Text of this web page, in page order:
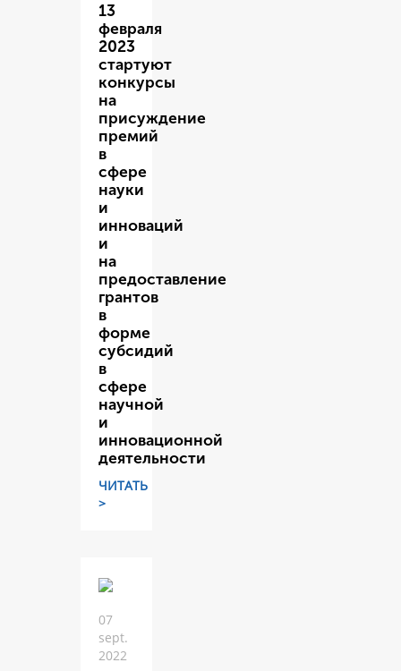
13
февраля
2023
стартуют
конкурсы
на
присуждение
премий
в
сфере
науки
и
инноваций
и
на
предоставление
грантов
в
форме
субсидий
в
сфере
научной
и
инновационной
деятельности
ЧИТАТЬ
>
07
sept.
2022